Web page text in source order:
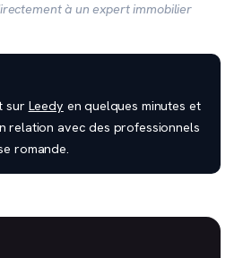
à un expert immobilier
sur Leedy en quelques minutes et
relation avec des professionnels
romande.